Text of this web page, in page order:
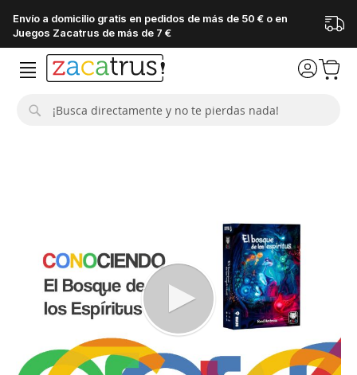
Envío a domicilio gratis en pedidos de más de 50 € o en
Juegos Zacatrus de más de 7 €
imágenes